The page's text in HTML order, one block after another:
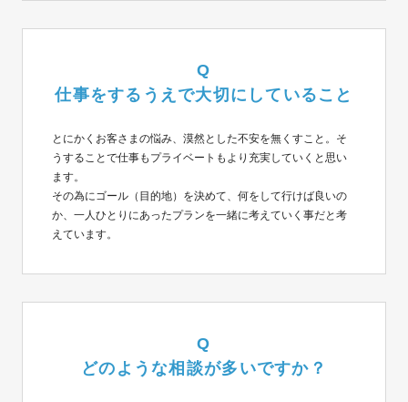
Q
仕事をするうえで大切にしていること
とにかくお客さまの悩み、漠然とした不安を無くすこと。そ
うすることで仕事もプライベートもより充実していくと思い
ます。
その為にゴール（目的地）を決めて、何をして行けば良いの
か、一人ひとりにあったプランを一緒に考えていく事だと考
えています。
Q
どのような相談が多いですか？